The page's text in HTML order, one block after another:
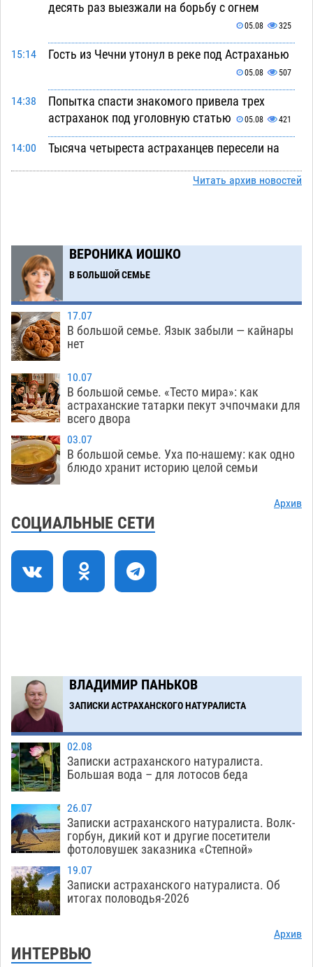
десять раз выезжали на борьбу с огнем
05.08 325
15:14 Гость из Чечни утонул в реке под Астраханью
05.08 507
14:38
Попытка спасти знакомого привела трех
астраханок под уголовную статью
05.08 421
14:00
Тысяча четыреста астраханцев пересели на
12:51
Младенец погиб в крупном пожаре в
Астрахани
12:23
У астраханца в морозильной камере
обнаружили почти полсотни стерлядей
422
выплатит миллионный ущерб за смертельную
небрежность за рулем
05.08 386
В Астрахани возле Нового моста спасли
подростка на пенопласте
05.08 453
10:48
Астраханцам ответили на важный вопрос о
10:13 На астраханских полях начался сбор томатов
09:40
Строительство на краю земли доверили
астраханским студентам
Читать архив новостей
ВЕРОНИКА ИОШКО
В БОЛЬШОЙ СЕМЬЕ
17.07
В большой семье. Язык забыли — кайнары
нет
10.07
В большой семье. «Тесто мира»: как
астраханские татарки пекут эчпочмаки для
всего двора
03.07
В большой семье. Уха по-нашему: как одно
блюдо хранит историю целой семьи
Архив
СОЦИАЛЬНЫЕ СЕТИ
ВЛАДИМИР ПАНЬКОВ
ЗАПИСКИ АСТРАХАНСКОГО НАТУРАЛИСТА
02.08
Записки астраханского натуралиста.
Большая вода – для лотосов беда
26.07
Записки астраханского натуралиста. Волк-
горбун, дикий кот и другие посетители
фотоловушек заказника «Степной»
19.07
Записки астраханского натуралиста. Об
итогах половодья-2026
Архив
ИНТЕРВЬЮ